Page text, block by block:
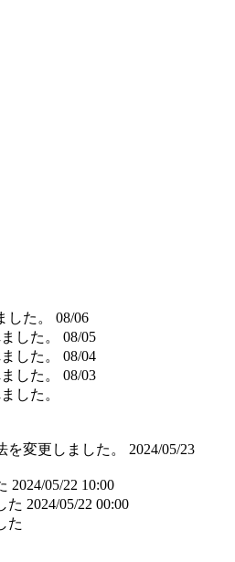
た。
08/06
した。
08/05
した。
08/04
した。
08/03
した。
変更しました。
2024/05/23
2024/05/22 10:00
た 2024/05/22 00:00
た